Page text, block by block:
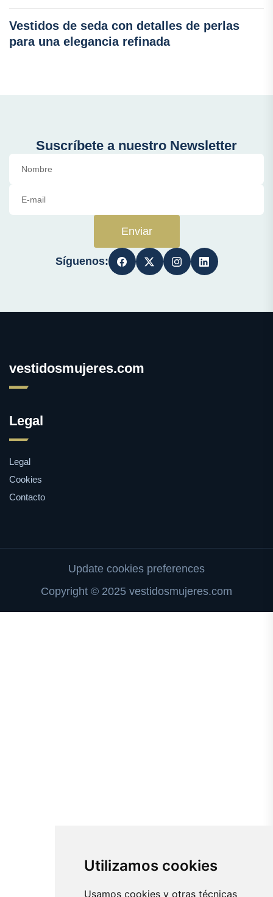
Utilizamos cookies
Usamos cookies y otras técnicas
Vestidos de seda con detalles de perlas
para una elegancia refinada
Suscríbete a nuestro Newsletter
Enviar
Síguenos:
vestidosmujeres.com
Legal
Legal
Cookies
Contacto
Update cookies preferences
Copyright © 2025 vestidosmujeres.com